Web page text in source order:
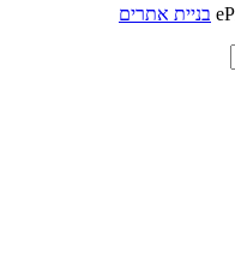
בניית אתרים